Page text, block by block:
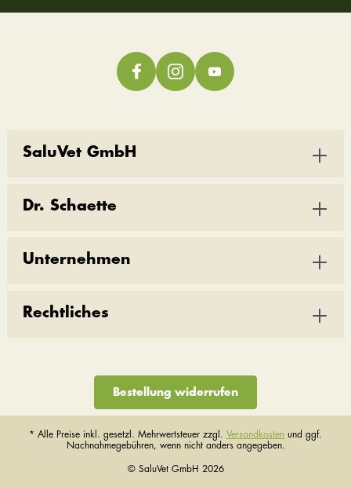
SaluVet GmbH
Dr. Schaette
Unternehmen
Rechtliches
Bestellung widerrufen
* Alle Preise inkl. gesetzl. Mehrwertsteuer zzgl. Versandkosten und ggf.
Nachnahmegebühren, wenn nicht anders angegeben.
© SaluVet GmbH 2026